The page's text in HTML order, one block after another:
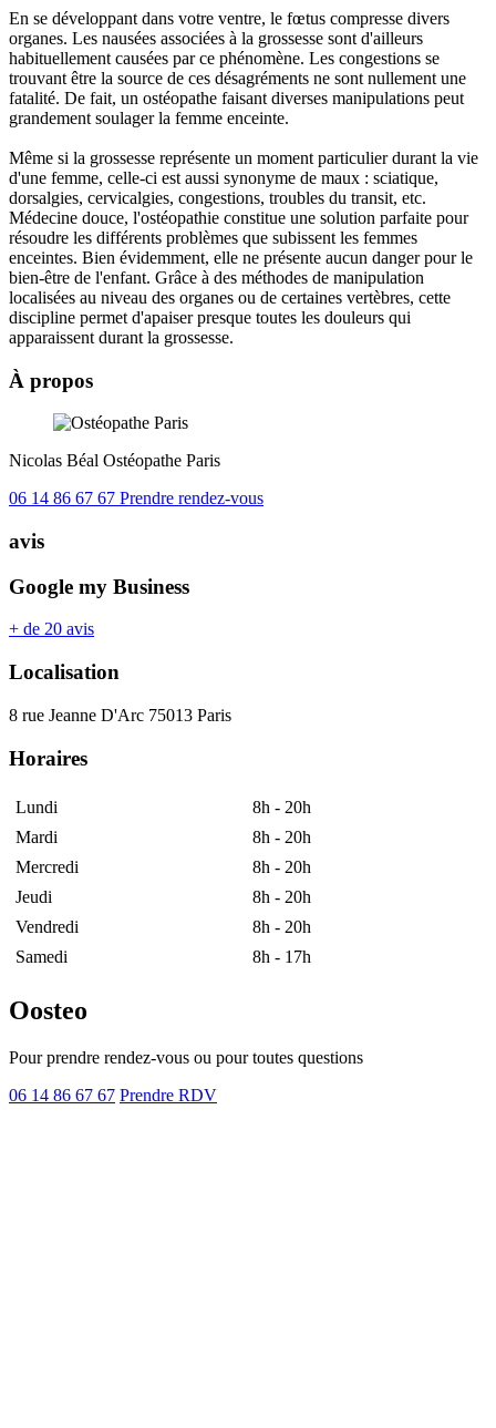
En se développant dans votre ventre, le fœtus compresse divers
organes. Les nausées associées à la grossesse sont d'ailleurs
habituellement causées par ce phénomène. Les congestions se
trouvant être la source de ces désagréments ne sont nullement une
fatalité. De fait, un ostéopathe faisant diverses manipulations peut
grandement soulager la femme enceinte.
Même si la grossesse représente un moment particulier durant la vie
d'une femme, celle-ci est aussi synonyme de maux : sciatique,
dorsalgies, cervicalgies, congestions, troubles du transit, etc.
Médecine douce, l'ostéopathie constitue une solution parfaite pour
résoudre les différents problèmes que subissent les femmes
enceintes. Bien évidemment, elle ne présente aucun danger pour le
bien-être de l'enfant. Grâce à des méthodes de manipulation
localisées au niveau des organes ou de certaines vertèbres, cette
discipline permet d'apaiser presque toutes les douleurs qui
apparaissent durant la grossesse.
À propos
Nicolas Béal Ostéopathe Paris
06 14 86 67 67 Prendre rendez-vous
avis
Google my Business
+ de 20 avis
Localisation
8 rue Jeanne D'Arc 75013 Paris
Horaires
Lundi
8h - 20h
Mardi
8h - 20h
Mercredi
8h - 20h
Jeudi
8h - 20h
Vendredi
8h - 20h
Samedi
8h - 17h
Oosteo
Pour prendre rendez-vous ou pour toutes questions
06 14 86 67 67 Prendre RDV